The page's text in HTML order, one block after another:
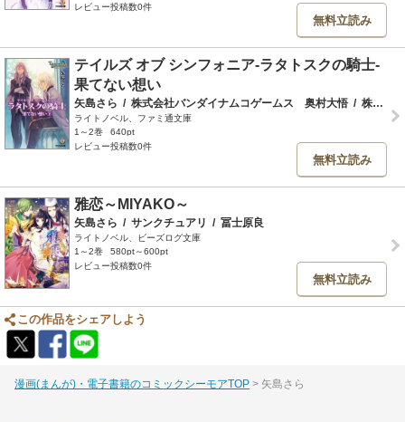
レビュー投稿数0件
無料立読み
テイルズ オブ シンフォニア-ラタトスクの騎士-
果てない想い
矢島さら / 株式会社バンダイナムコゲームス 奥村大悟 / 株式会社バンダイナムコゲームス
ライトノベル、ファミ通文庫
1～2巻
640pt
レビュー投稿数0件
無料立読み
雅恋～MIYAKO～
矢島さら / サンクチュアリ / 冨士原良
ライトノベル、ビーズログ文庫
1～2巻
580pt～600pt
レビュー投稿数0件
無料立読み
この作品をシェアしよう
漫画(まんが)・電子書籍のコミックシーモアTOP 矢島さら